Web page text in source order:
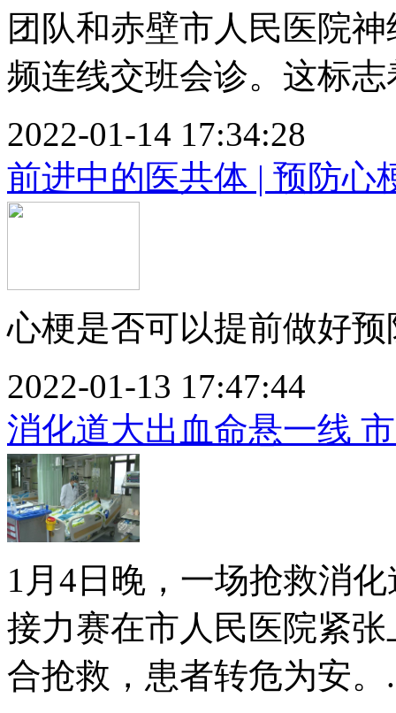
团队和赤壁市人民医院
频连线交班会诊。这标志
2022-01-14 17:34:28
前进中的医共体 | 预防心
心梗是否可以提前做好
2022-01-13 17:47:44
消化道大出血命悬一线
1月4日晚，一场抢救消
接力赛在市人民医院紧
合抢救，患者转危为安。